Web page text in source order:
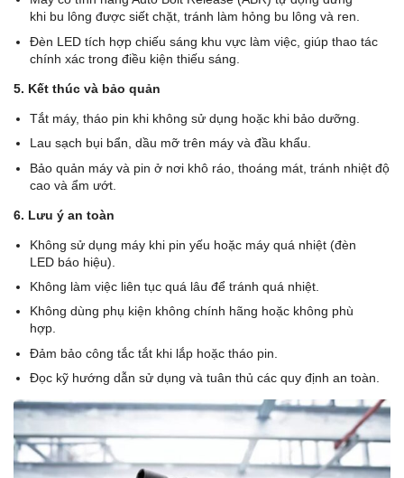
khi bu lông được siết chặt, tránh làm hỏng bu lông và ren.
Đèn LED tích hợp chiếu sáng khu vực làm việc, giúp thao tác
chính xác trong điều kiện thiếu sáng.
5. Kết thúc và bảo quản
Tắt máy, tháo pin khi không sử dụng hoặc khi bảo dưỡng.
Lau sạch bụi bẩn, dầu mỡ trên máy và đầu khẩu.
Bảo quản máy và pin ở nơi khô ráo, thoáng mát, tránh nhiệt độ
cao và ẩm ướt.
6. Lưu ý an toàn
Không sử dụng máy khi pin yếu hoặc máy quá nhiệt (đèn
LED báo hiệu).
Không làm việc liên tục quá lâu để tránh quá nhiệt.
Không dùng phụ kiện không chính hãng hoặc không phù
hợp.
Đảm bảo công tắc tắt khi lắp hoặc tháo pin.
Đọc kỹ hướng dẫn sử dụng và tuân thủ các quy định an toàn.